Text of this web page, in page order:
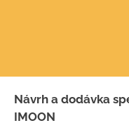
Návrh a dodávka
IMOON